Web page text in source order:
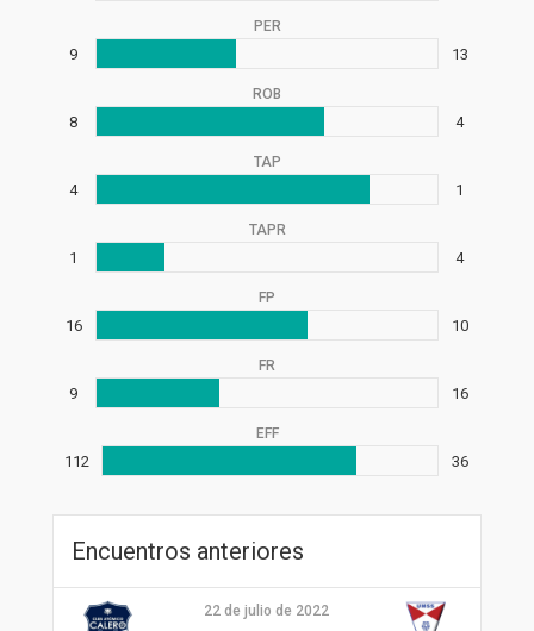
PER
9 13
ROB
8 4
TAP
4 1
TAPR
1 4
FP
16 10
FR
9 16
EFF
112 36
Encuentros anteriores
22 de julio de 2022